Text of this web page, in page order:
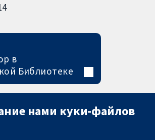
в
Библиотеке
нами куки-файлов